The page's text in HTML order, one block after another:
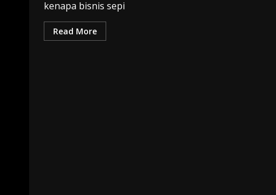
kenapa bisnis sepi
Read More